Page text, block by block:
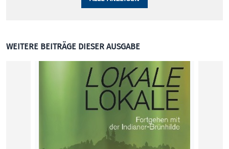
WEITERE BEITRÄGE DIESER AUSGABE